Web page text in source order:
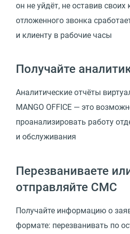
он не уйдёт, не оставив
отложенного звонка
и клиенту в рабочие часы
Получайте
Аналитические отчёты
MANGO OFFICE — это
проанализировать работу
и обслуживания
Перезваниваете
отправляйте СМС
Получайте информацию о
формате: перезванивать по